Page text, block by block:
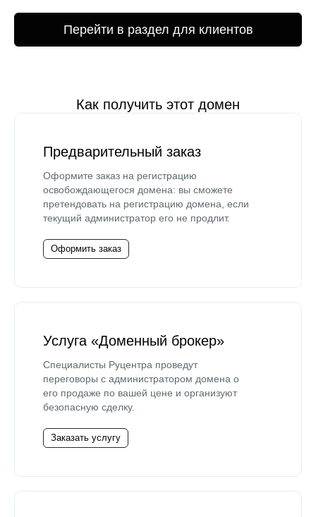
Перейти в раздел для клиентов
Как получить этот домен
Предварительный заказ
Оформите заказ на регистрацию
освобождающегося домена: вы сможете
претендовать на регистрацию домена, если
текущий администратор его не продлит.
Оформить заказ
Услуга «Доменный брокер»
Специалисты Руцентра проведут
переговоры с администратором домена о
его продаже по вашей цене и организуют
безопасную сделку.
Заказать услугу